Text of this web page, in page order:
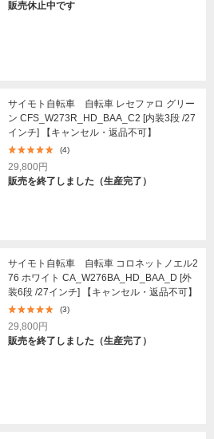
販売休止中です
サイモト自転車 自転車 レセファロ グリー
ン CFS_W273R_HD_BAA_C2 [内装3段 /27
インチ] 【キャンセル・返品不可】
(4)
29,800円
販売を終了しました（生産完了）
サイモト自転車 自転車 コロネットノエル2
76 ホワイト CA_W276BA_HD_BAA_D [外
装6段 /27インチ] 【キャンセル・返品不可】
(3)
29,800円
販売を終了しました（生産完了）